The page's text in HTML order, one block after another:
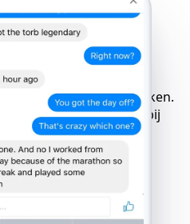
voor
compatibel met alle
en mobiele netwerken.
een 'alleen betalen bij